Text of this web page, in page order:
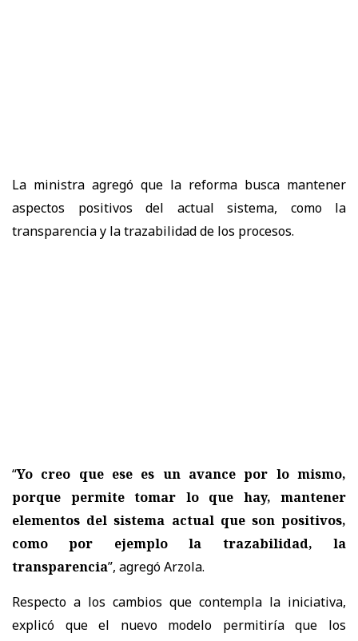
La ministra agregó que la reforma busca mantener
aspectos positivos del actual sistema, como la
transparencia y la trazabilidad de los procesos.
“Yo creo que ese es un avance por lo mismo,
porque permite tomar lo que hay, mantener
elementos del sistema actual que son positivos,
como por ejemplo la trazabilidad, la
transparencia”, agregó Arzola.
Respecto a los cambios que contempla la iniciativa,
explicó que el nuevo modelo permitiría que los